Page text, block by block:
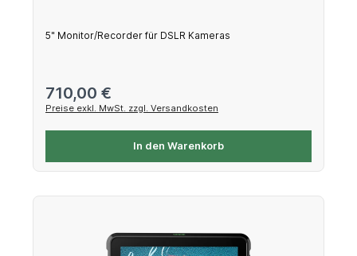
5" Monitor/Recorder für DSLR Kameras
Regulärer Preis:
710,00 €
Preise exkl. MwSt. zzgl. Versandkosten
In den Warenkorb